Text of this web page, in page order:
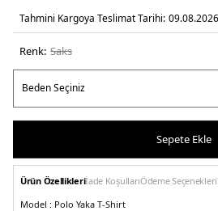
Tahmini Kargoya Teslimat Tarihi:
Renk: saks
Sepete Ekle
Ürün Özellikleriİade KoşullarıÖdeme Seçenekleri
Model : Polo Yaka T-Shirt